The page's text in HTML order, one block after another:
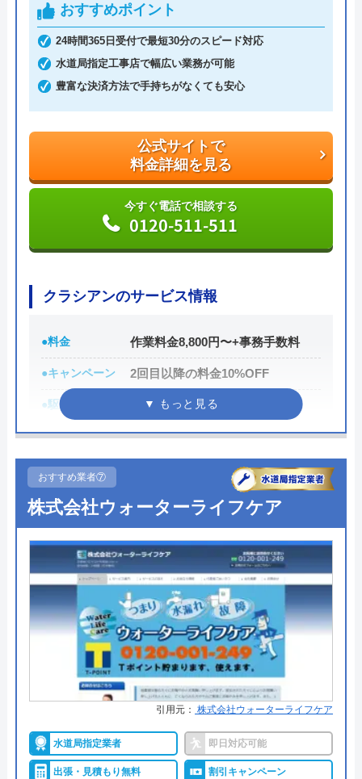
トイレのトラブルは「つまり」「水が出ない」「水
漏れ」「水が止まらない」などの症状に対応。作業
料金が1万円を超えた場合に利用できるホームペー
ジ限定クーポンを実施中なので、お電話の際に「限
定クーポン割引を使用したい」と伝えましょう。
公式サイトで
料金詳細を見る
今すぐ電話で相談する
0120-937-419
水道屋のイエローの基本情報
運営会社 水道屋のイエロー
代表者 藤田 和彦
所在地
〒252-0142
神奈川県相模原市緑区元橋本町11-33
対応エリア
おすすめポイント
24時間365日受付で最短30分のスピード対応
水道局指定工事店で幅広い業務が可能
豊富な決済方法で手持ちがなくても安心
公式サイトで
料金詳細を見る
今すぐ電話で相談する
0120-511-511
クラシアンのサービス情報
●料金 作業料金8,800円〜+事務手数料
●キャンペーン 2回目以降の料金10%OFF
●駆けつけ時間 最短30分
●受付時間 24時間
●定休日
●出張見積もり
お見積り・出張費無料※ご成約に
至らない場合は出張費がかかる事
がございます
●支払い方法
現金、クレジットカード、コンビ
ニ決済、QRコード決済、ショッピ
ングローン、デビットカード決
済、銀行決済
依頼件数194万件以上（2023年累
計）
詳細は公式HPでご確認ください
おすすめ業者⑦
株式会社ウォーターライフケア
引用元： 株式会社ウォーターライフケア
水道局指定業者 即日対応可能
出張・見積もり無料 割引キャンペーン